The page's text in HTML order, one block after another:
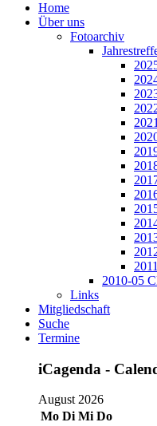
Home
Über uns
Fotoarchiv
2010-05
Links
Mitgliedschaft
Suche
Termine
iCagenda -
August 2026
Mo Di Mi Do